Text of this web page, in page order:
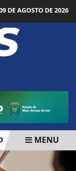
DE AGOSTO DE 2026
"BRASIL NÃO
MENU